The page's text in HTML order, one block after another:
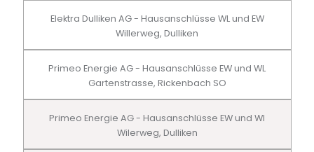
Elektra Dulliken AG - Hausanschlüsse WL und EW
Willerweg, Dulliken
Primeo Energie AG - Hausanschlüsse EW und WL
Gartenstrasse, Rickenbach SO
Primeo Energie AG - Hausanschlüsse EW und Wl
Wilerweg, Dulliken